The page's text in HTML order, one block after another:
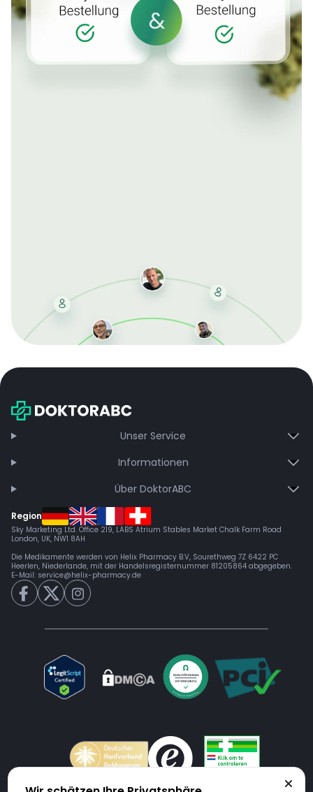
bei jeder Bestellung, erhalten schnelle Lieferung und
Unser Service
Informationen
Über DoktorABC
Region
Sky Marketing Ltd. Office 219, LABS Atrium Stables Market Chalk Farm Road
London, UK, NW1 8AH
Die Medikamente werden von Helix Pharmacy B.V, Sourethweg 7Z 6422 PC
Heerlen, Niederlande, mit der Handelsregisternummer 81205864 abgegeben.
E-Mail: service@helix-pharmacy.de